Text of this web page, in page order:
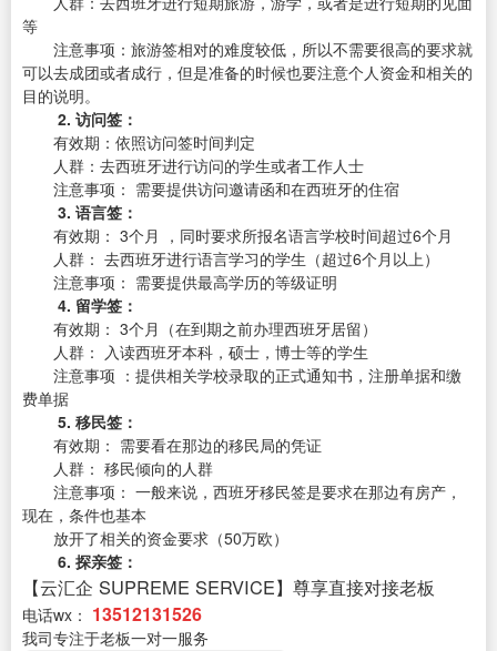
等
注意事项：旅游签相对的难度较低，所以不需要很高的要求就
可以去成团或者成行，但是准备的时候也要注意个人资金和相关的
目的说明。
2. 访问签：
有效期：依照访问签时间判定
人群：去西班牙进行访问的学生或者工作人士
注意事项： 需要提供访问邀请函和在西班牙的住宿
3. 语言签：
有效期： 3个月 ，同时要求所报名语言学校时间超过6个月
人群： 去西班牙进行语言学习的学生（超过6个月以上）
注意事项： 需要提供最高学历的等级证明
4. 留学签：
有效期： 3个月（在到期之前办理西班牙居留）
人群： 入读西班牙本科，硕士，博士等的学生
注意事项 ：提供相关学校录取的正式通知书，注册单据和缴
费单据
5. 移民签：
有效期： 需要看在那边的移民局的凭证
人群： 移民倾向的人群
注意事项： 一般来说，西班牙移民签是要求在那边有房产，
现在，条件也基本
放开了相关的资金要求（50万欧）
6. 探亲签：
【云汇企 SUPREME SERVICE】尊享直接对接老板
电话wx： 13512131526
我司专注于老板一对一服务